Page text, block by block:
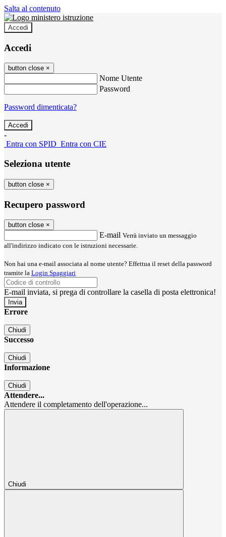
Salta al contenuto
Accedi
Accedi
button close ×
Nome Utente
Password
Password dimenticata?
-
Entra con SPID Entra con CIE
Seleziona utente
button close ×
Recupero password
button close ×
E-mail Verrà inviato un messaggio
all'indirizzo indicato con le istruzioni necessarie.
Non hai una e-mail associata al nome utente? Effettua il reset della password
tramite la Login Spaggiari
E-mail inviata, si prega di controllare la casella di posta elettronica!
Errore
Chiudi
Successo
Chiudi
Informazione
Chiudi
Attendere...
Attendere il completamento dell'operazione...
Chiudi